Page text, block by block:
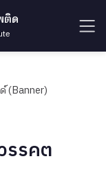
ติด
(Banner)
รรคต